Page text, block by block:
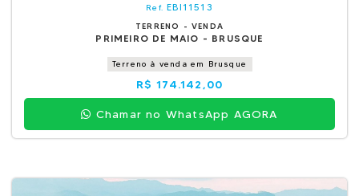
Ref. EBI11513
TERRENO - VENDA
PRIMEIRO DE MAIO - BRUSQUE
Terreno à venda em Brusque
R$ 174.142,00
Chamar no WhatsApp AGORA